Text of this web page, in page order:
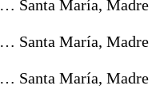
Santa María, Madre
Santa María, Madre
Santa María, Madre